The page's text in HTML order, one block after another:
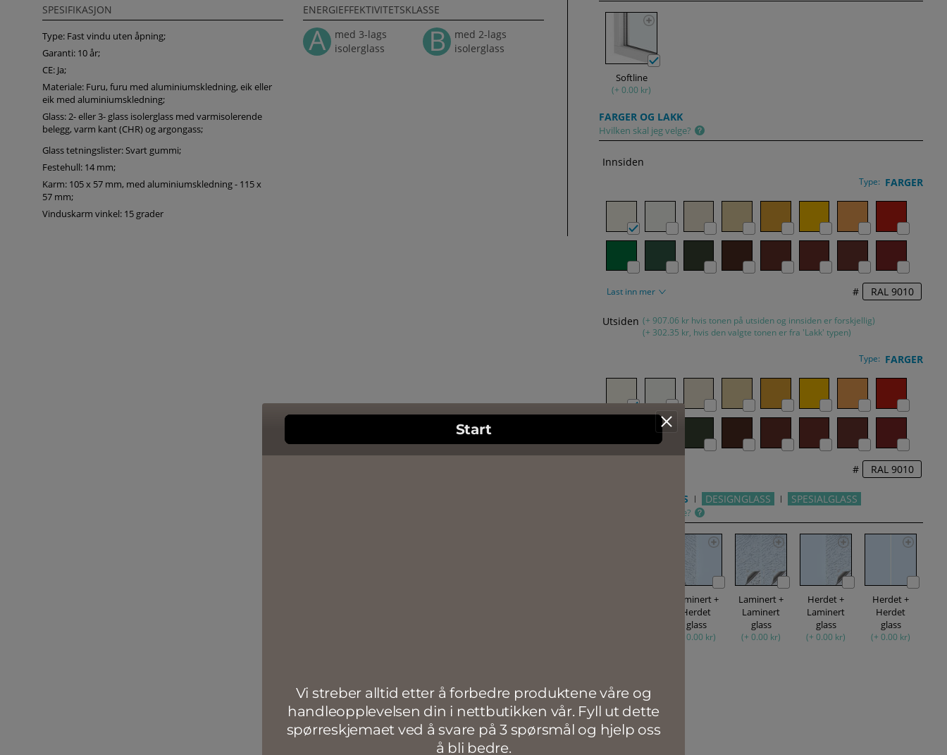
SPESIFIKASJON
Type: Fast vindu uten åpning;
Garanti: 10 år;
CE: Ja;
Materiale: Furu, furu med aluminiumskledning, eik eller
eik med aluminiumskledning;
Glass: 2- eller 3- glass isolerglass med varmisolerende
belegg, varm kant (CHR) og argongass;
Glass tetningslister: Svart gummi;
Festehull: 14 mm;
Karm: 105 x 57 mm, med aluminiumskledning - 115 x
57 mm;
Vinduskarm vinkel: 15 grader
ENERGIEFFEKTIVITETSKLASSE
med 3-lags
isolerglass
med 2-lags
isolerglass
Softline
(+ 0.00 kr)
FARGER OG LAKK
Hvilken skal jeg velge?
Innsiden
Type: FARGER
Last inn mer #
Utsiden (+ 907.06 kr hvis tonen på utsiden og innsiden er forskjellig)
(+ 302.35 kr, hvis den valgte tonen er fra 'Lakk' typen)
Type: FARGER
#
SIKKERHETSGLASS DESIGNGLASS SPESIALGLASS
Hvilken skal jeg velge?
Laminert +
Herdet
glass
(+ 0.00 kr)
Laminert +
Laminert
glass
(+ 0.00 kr)
Herdet +
Laminert
glass
(+ 0.00 kr)
Herdet +
Herdet
glass
(+ 0.00 kr)
Herdet +
Herdet
saunaglass